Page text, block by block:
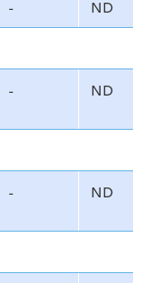
- ND
- ND
- ND